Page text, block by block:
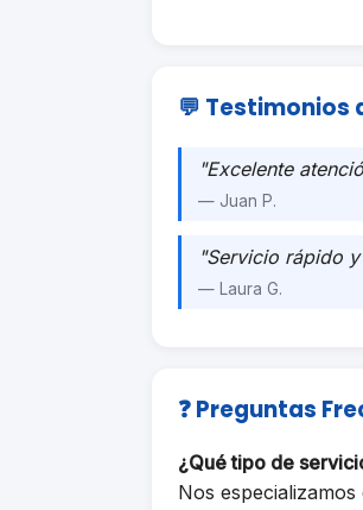
💬 Testimonios
"Excelente
— Juan P.
"Servicio rápido
— Laura G.
❓ Preguntas
¿Qué tipo de
Nos